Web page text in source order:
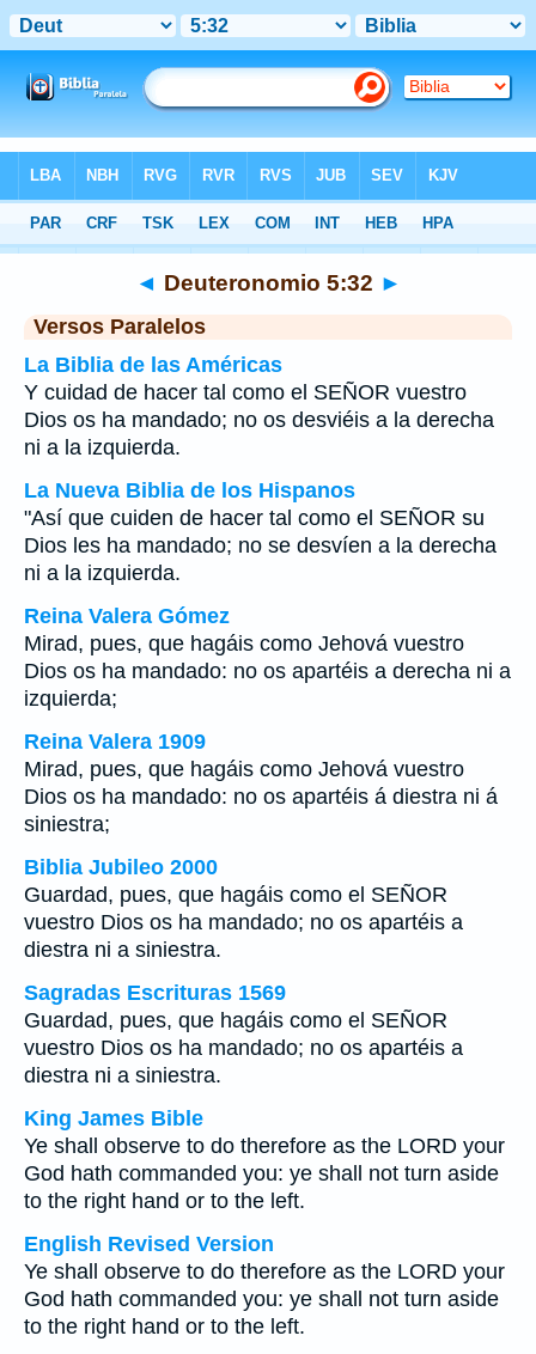
>Deuteronomio >Capítulo 5 > Verso 32
◄ Deuteronomio 5:32 ►
Versos Paralelos
La Biblia de las Américas
Y cuidad de hacer tal como el SEÑOR vuestro
Dios os ha mandado; no os desviéis a la derecha
ni a la izquierda.
La Nueva Biblia de los Hispanos
"Así que cuiden de hacer tal como el SEÑOR su
Dios les ha mandado; no se desvíen a la derecha
ni a la izquierda.
Reina Valera Gómez
Mirad, pues, que hagáis como Jehová vuestro
Dios os ha mandado: no os apartéis a derecha ni a
izquierda;
Reina Valera 1909
Mirad, pues, que hagáis como Jehová vuestro
Dios os ha mandado: no os apartéis á diestra ni á
siniestra;
Biblia Jubileo 2000
Guardad, pues, que hagáis como el SEÑOR
vuestro Dios os ha mandado; no os apartéis a
diestra ni a siniestra.
Sagradas Escrituras 1569
Guardad, pues, que hagáis como el SEÑOR
vuestro Dios os ha mandado; no os apartéis a
diestra ni a siniestra.
King James Bible
Ye shall observe to do therefore as the LORD your
God hath commanded you: ye shall not turn aside
to the right hand or to the left.
English Revised Version
Ye shall observe to do therefore as the LORD your
God hath commanded you: ye shall not turn aside
to the right hand or to the left.